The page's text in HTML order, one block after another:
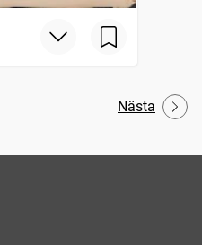
Nästa